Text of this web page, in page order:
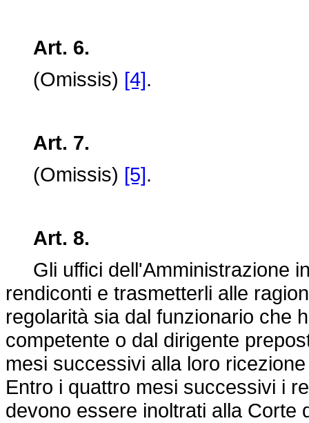
Art. 6.
(Omissis) [4].
Art. 7.
(Omissis) [5].
Art. 8.
Gli uffici dell'Amministrazione
rendiconti e trasmetterli alle
regolarità sia dal funzionario che
competente o dal dirigente
mesi successivi alla loro
Entro i quattro mesi successivi i
devono essere inoltrati alla Corte